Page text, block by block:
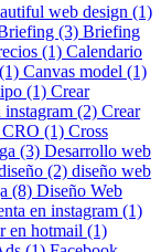
web design (1)
(3) Briefing
(1) Calendario
Canvas model (1)
(1) Crear
instagram (2) Crear
CRO (1) Cross
(3) Desarrollo web
(2) diseño web
(8) Diseño Web
en instagram (1)
en hotmail (1)